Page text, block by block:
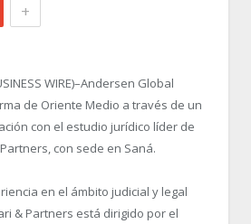
+
WIRE)–Andersen Global
de Oriente Medio a través de un
con el estudio jurídico líder de
con sede en Saná.
en el ámbito judicial y legal
& Partners está dirigido por el